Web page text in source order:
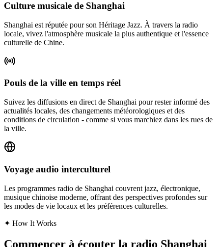
Culture musicale de Shanghai
Shanghai est réputée pour son Héritage Jazz. À travers la radio
locale, vivez l'atmosphère musicale la plus authentique et l'essence
culturelle de Chine.
Pouls de la ville en temps réel
Suivez les diffusions en direct de Shanghai pour rester informé des
actualités locales, des changements météorologiques et des
conditions de circulation - comme si vous marchiez dans les rues de
la ville.
Voyage audio interculturel
Les programmes radio de Shanghai couvrent jazz, électronique,
musique chinoise moderne, offrant des perspectives profondes sur
les modes de vie locaux et les préférences culturelles.
✦ How It Works
Commencer à écouter la radio Shanghai